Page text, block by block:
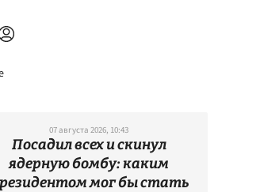
07 августа 2026, 10:43
Посадил всех и скинул
ядерную бомбу: каким
мог бы стать